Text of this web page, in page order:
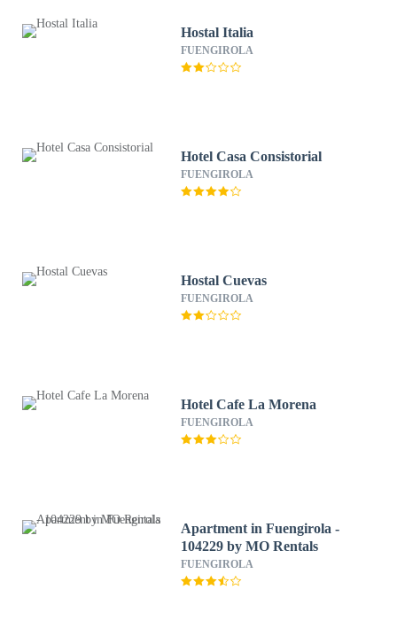
Hostal Italia
FUENGIROLA
Hotel Casa Consistorial
FUENGIROLA
Hostal Cuevas
FUENGIROLA
Hotel Cafe La Morena
FUENGIROLA
Apartment in Fuengirola -
104229 by MO Rentals
FUENGIROLA